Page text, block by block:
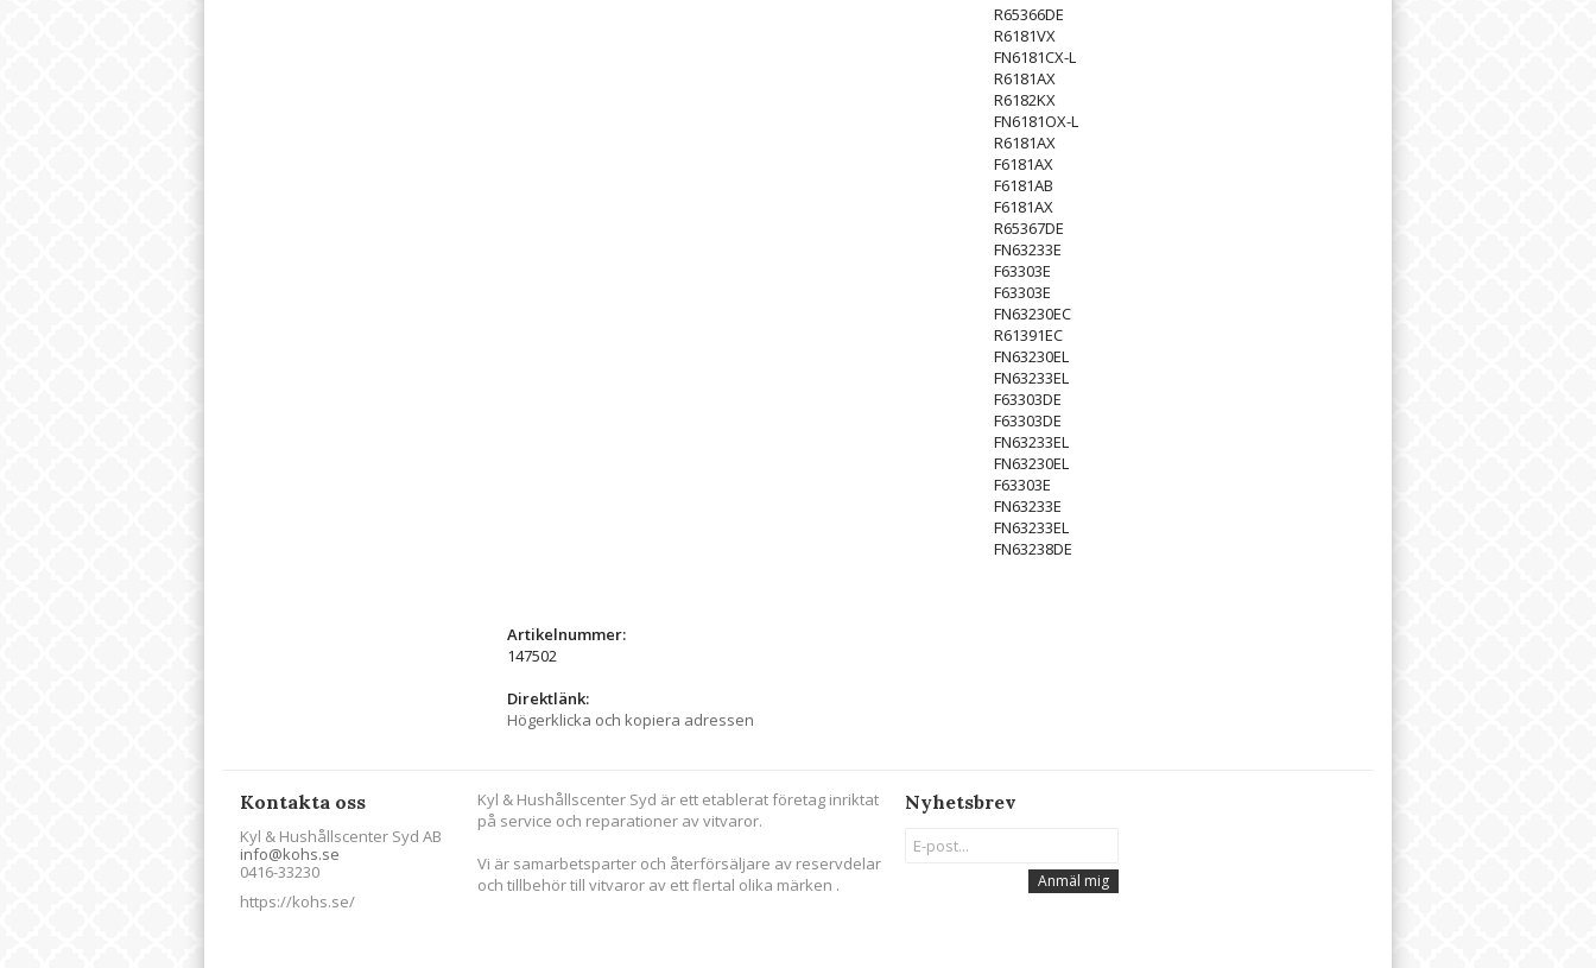
R65366DE
R6181VX
FN6181CX-L
R6181AX
R6182KX
FN6181OX-L
R6181AX
F6181AX
F6181AB
F6181AX
R65367DE
FN63233E
F63303E
F63303E
FN63230EC
R61391EC
FN63230EL
FN63233EL
F63303DE
F63303DE
FN63233EL
FN63230EL
F63303E
FN63233E
FN63233EL
FN63238DE
Artikelnummer:
147502
Direktlänk:
Högerklicka och kopiera adressen
Kontakta oss
Kyl & Hushållscenter Syd AB
info@kohs.se
0416-33230
https://kohs.se/
Nyhetsbrev
Anmäl mig
Kyl & Hushållscenter Syd är ett etablerat företag inriktat
på service och reparationer av vitvaror.
Vi är samarbetsparter och återförsäljare av reservdelar
och tillbehör till vitvaror av ett flertal olika märken .